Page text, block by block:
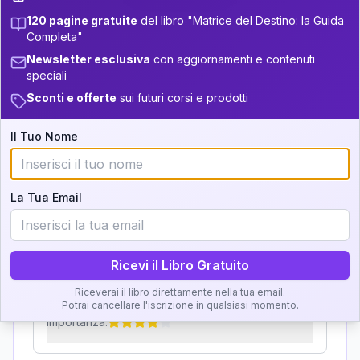
13.5-14
14-16 +7 21
16-17.5 +3 8
18.5-19
34-36
Zone della Matrice:
Analisi, Significato e
Interpretazione
Clicca su ogni zona per leggere la definizione e
Zona del Ritratto
Importanza:
Karma Genitore-Figlio
Importanza:
120 pagine gratuite del libro "Matrice del Destino: la Guida
Completa"
Newsletter esclusiva con aggiornamenti e contenuti
speciali
Sconti e offerte sui futuri corsi e prodotti
Il Tuo Nome
La Tua Email
Ricevi il Libro Gratuito
Riceverai il libro direttamente nella tua email.
Potrai cancellare l'iscrizione in qualsiasi momento.